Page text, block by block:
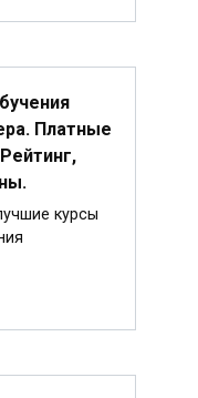
Платные
курсы